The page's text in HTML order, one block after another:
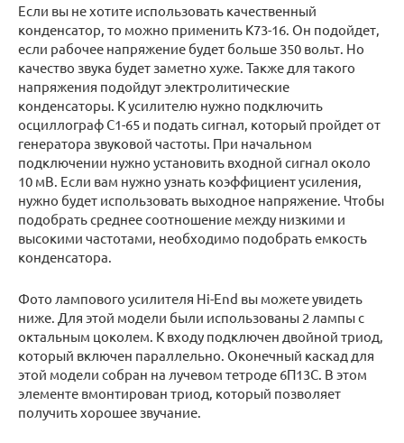
Если вы не хотите использовать качественный
конденсатор, то можно применить К73-16. Он подойдет,
если рабочее напряжение будет больше 350 вольт. Но
качество звука будет заметно хуже. Также для такого
напряжения подойдут электролитические
конденсаторы. К усилителю нужно подключить
осциллограф С1-65 и подать сигнал, который пройдет от
генератора звуковой частоты. При начальном
подключении нужно установить входной сигнал около
10 мВ. Если вам нужно узнать коэффициент усиления,
нужно будет использовать выходное напряжение. Чтобы
подобрать среднее соотношение между низкими и
высокими частотами, необходимо подобрать емкость
конденсатора.
Фото лампового усилителя Hi-End вы можете увидеть
ниже. Для этой модели были использованы 2 лампы с
октальным цоколем. К входу подключен двойной триод,
который включен параллельно. Оконечный каскад для
этой модели собран на лучевом тетроде 6П13С. В этом
элементе вмонтирован триод, который позволяет
получить хорошее звучание.